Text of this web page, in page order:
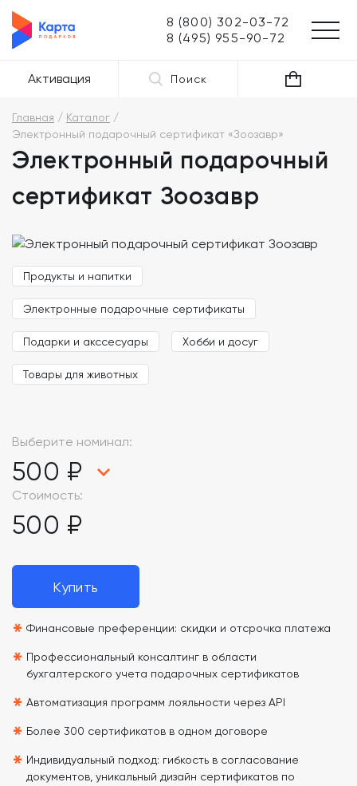
8 (800) 302-03-72
8 (495) 955-90-72
Активация Поиск
Главная
Каталог
Электронный подарочный сертификат «Зоозавр»
Электронный подарочный
сертификат Зоозавр
Продукты и напитки
Электронные подарочные сертификаты
Подарки и акссесуары Хобби и досуг
Товары для животных
Выберите номинал:
500 ₽
Стоимость:
500 ₽
Купить
* Финансовые преференции: скидки и отсрочка платежа
* Профессиональный консалтинг в области
бухгалтерского учета подарочных сертификатов
* Автоматизация программ лояльности через API
* Более 300 сертификатов в одном договоре
* Индивидуальный подход: гибкость в согласование
документов, уникальный дизайн сертификатов по